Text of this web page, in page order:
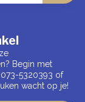
Begin met
5320393 of
wacht op je!